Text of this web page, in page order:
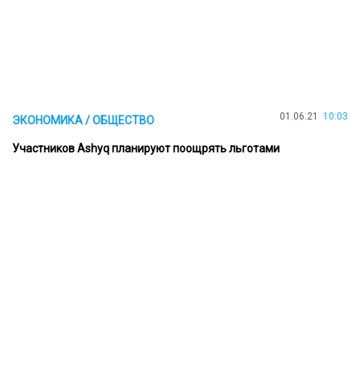
ЭКОНОМИКА / ОБЩЕСТВО 01.06.21 10:03
Участников Ashyq планируют поощрять льготами